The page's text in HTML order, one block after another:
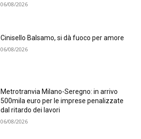
06/08/2026
Cinisello Balsamo, si dà fuoco per amore
06/08/2026
Metrotranvia Milano-Seregno: in arrivo
500mila euro per le imprese penalizzate
dal ritardo dei lavori
06/08/2026